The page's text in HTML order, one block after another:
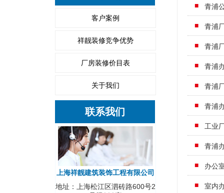
客户案例
祥靓装修竞争优势
厂房装修价目表
关于我们
联系我们
上海祥靓建筑装饰工程有限公司
地址：上海松江区泗砖路600号2
青浦
青浦
青浦
青浦
青浦
青浦
工业
青浦
办公
室内